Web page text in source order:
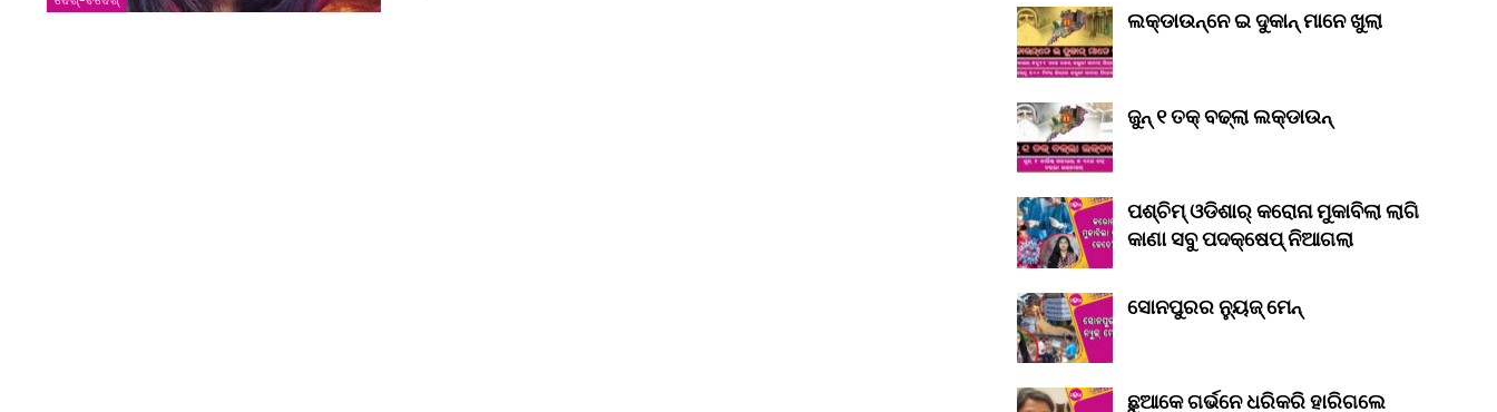
ଲକ୍‌ଡାଉନ୍‌ନେ ଇ ଦୁକାନ୍ ମାନେ ଖୁଲା
ଜୁନ୍ ୧ ତକ୍ ବଢ୍‌ଲା ଲକ୍‌ଡାଉନ୍‌
ପଶ୍ଚିମ୍ ଓଡିଶାର୍ କରୋନା ମୁକାବିଲା ଲାଗି
କାଣା ସବୁ ପଦକ୍ଷେପ୍ ନିଆଗଲା
ସୋନପୁରର ନ୍ୟୁଜ୍ ମେନ୍
ଛୁଆକେ ଗର୍ଭନେ ଧରିକରି ହାରିଗଲେ